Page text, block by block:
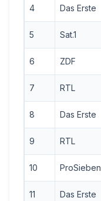
4 Das Erste
5 Sat.1
6 ZDF
7 RTL
8 Das Erste
9 RTL
10 ProSieben
11 Das Erste